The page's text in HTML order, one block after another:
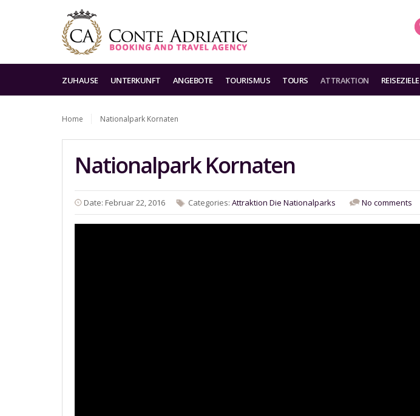
ZUHAUSE UNTERKUNFT ANGEBOTE TOURISMUS TOURS ATTRAKTION REISEZIELE
Home Nationalpark Kornaten
Nationalpark Kornaten
Date: Februar 22, 2016 Categories: Attraktion Die Nationalparks No comments